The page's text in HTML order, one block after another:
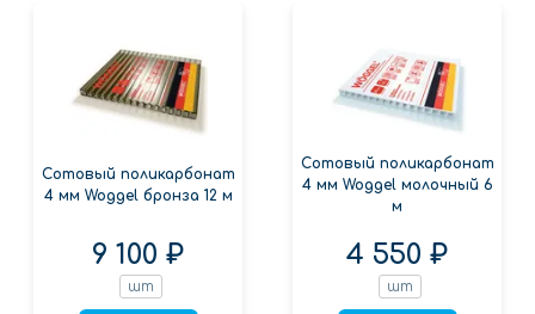
Сотовый поликарбонат
4 мм Woggel бронза 12 м
9 100 ₽
шт
Сотовый поликарбонат
4 мм Woggel молочный 6
м
4 550 ₽
шт